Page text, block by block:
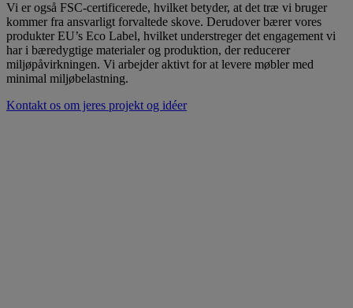
Vi er også FSC-certificerede, hvilket betyder, at det træ vi bruger
kommer fra ansvarligt forvaltede skove. Derudover bærer vores
produkter EU’s Eco Label, hvilket understreger det engagement vi
har i bæredygtige materialer og produktion, der reducerer
miljøpåvirkningen. Vi arbejder aktivt for at levere møbler med
minimal miljøbelastning.
Kontakt os om jeres projekt og idéer